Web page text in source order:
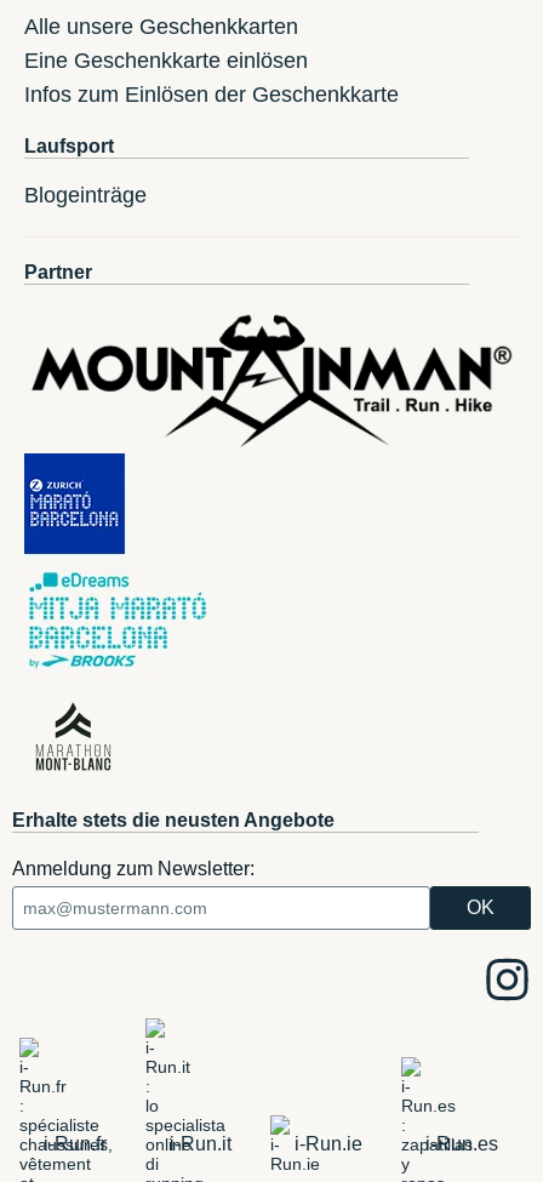
Alle unsere Geschenkkarten
Eine Geschenkkarte einlösen
Infos zum Einlösen der Geschenkkarte
Laufsport
Blogeinträge
Partner
Erhalte stets die neusten Angebote
Anmeldung zum Newsletter:
i-Run.fr i-Run.it i-Run.ie i-Run.es